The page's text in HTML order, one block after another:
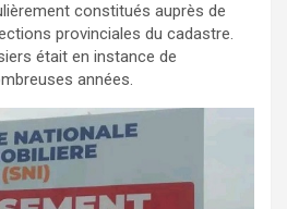
constitués auprès de
provinciales du cadastre.
était en instance de
années.